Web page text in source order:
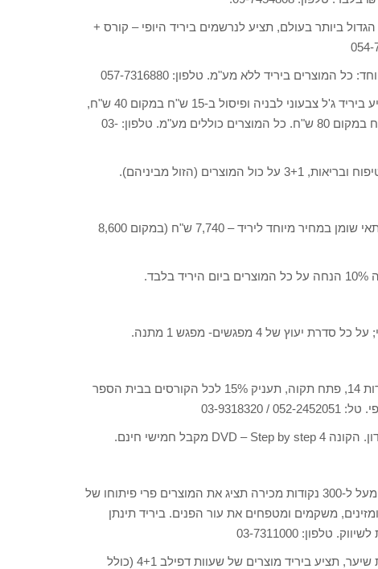
ביותר בעולם, תציע לנרשמים ביריד היופי – קורס +
המוצרים ביריד ללא מע"מ. טלפון: 057-7316880
, יבוא ושיווק מוצרים מקצועיים לציפורניים תציע ביריד ג'ל צבעוני לבניה ופיסול ב-15 ש"ח במקום 40 ש"ח,
לק מגנטי ב-20 ש"ח במקום 25 ש"ח; וסילר UV צבעוני ב-50 ש"ח במקום 80 ש"ח. כל המוצרים כוללים מע"מ. טלפון: 03-
המוצרים (הזול מביניהם).
יציגו מכשיר Cryo Tube לפירוק והרס תאי שומן במחיר מיוחד ליריד – 7,740 ש"ח (במקום 8,600
של 4 מפגשים- מפגש 1 מתנה.
, בית ספר לעיצוב שיער, רחוב ההסתדרות 14, פתח תקוה, תעניק 15% לכל הקורסים בבית הספר
לאיפור מקצועי, בית ספר לאיפור ו-3 סניפים ומעל ל-300 נקודות מכירה תציג את המוצרים פרי פיתוחו של
משקמים ומטפחים את עור הפנים. ביריד תינתן
מרכז שיווק לקוסמטיקה, משווקים מכשירים להסרת שיער, תציע ביריד מוצרים של שעוות דפילב 4+1 (כולל